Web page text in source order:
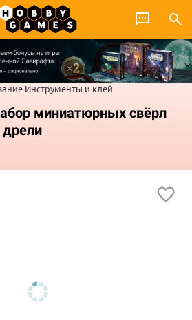
Инструменты и клей
миниатюрных свёрл